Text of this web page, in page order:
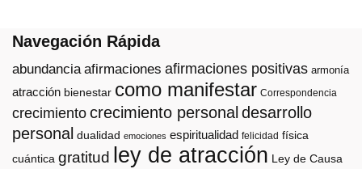
Navegación Rápida
abundancia afirmaciones afirmaciones positivas armonía
atracción bienestar como manifestar Correspondencia
crecimiento crecimiento personal desarrollo
personal dualidad emociones espiritualidad felicidad física
cuántica gratitud ley de atracción Ley de Causa